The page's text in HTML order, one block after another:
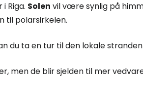
Riga. Solen vil være synlig på
polarsirkelen.
du ta en tur til den lokale
men de blir sjelden til mer
Cestee